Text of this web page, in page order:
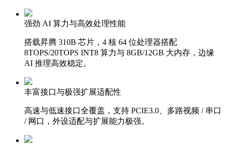
强劲 AI 算力与高效处理性能‌
搭载昇腾 310B 芯片，4 核 64 位处理器搭配
8TOPS/20TOPS INT8 算力与 8GB/12GB 大内存，边缘
AI 推理高效稳定。
丰富接口与极强扩展适配性‌
高速与低速接口全覆盖，支持 PCIE3.0、多路视频 / 串口
/ 网口，外设适配与扩展能力极强。